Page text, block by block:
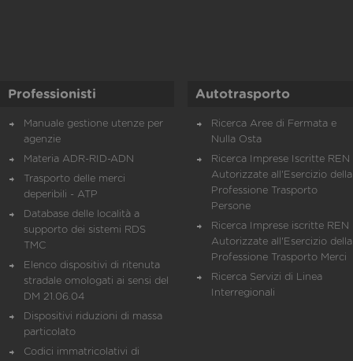
Professionisti
Manuale gestione utenze per
agenzie
Materia ADR-RID-ADN
Trasporto delle merci
deperibili - ATP
Database delle località a
supporto dei sistemi RDS
TMC
Elenco dispositivi di ritenuta
stradale omologati ai sensi del
DM 21.06.04
Dispositivi riduzioni di massa
particolato
Codici immatricolativi di
Autotrasporto
Ricerca Aree di Fermata e
Nulla Osta
Ricerca Imprese Iscritte REN
Autorizzate all'Esercizio della
Professione Trasporto
Persone
Ricerca Imprese iscritte REN
Autorizzate all'Esercizio della
Professione Trasporto Merci
Ricerca Servizi di Linea
Interregionali